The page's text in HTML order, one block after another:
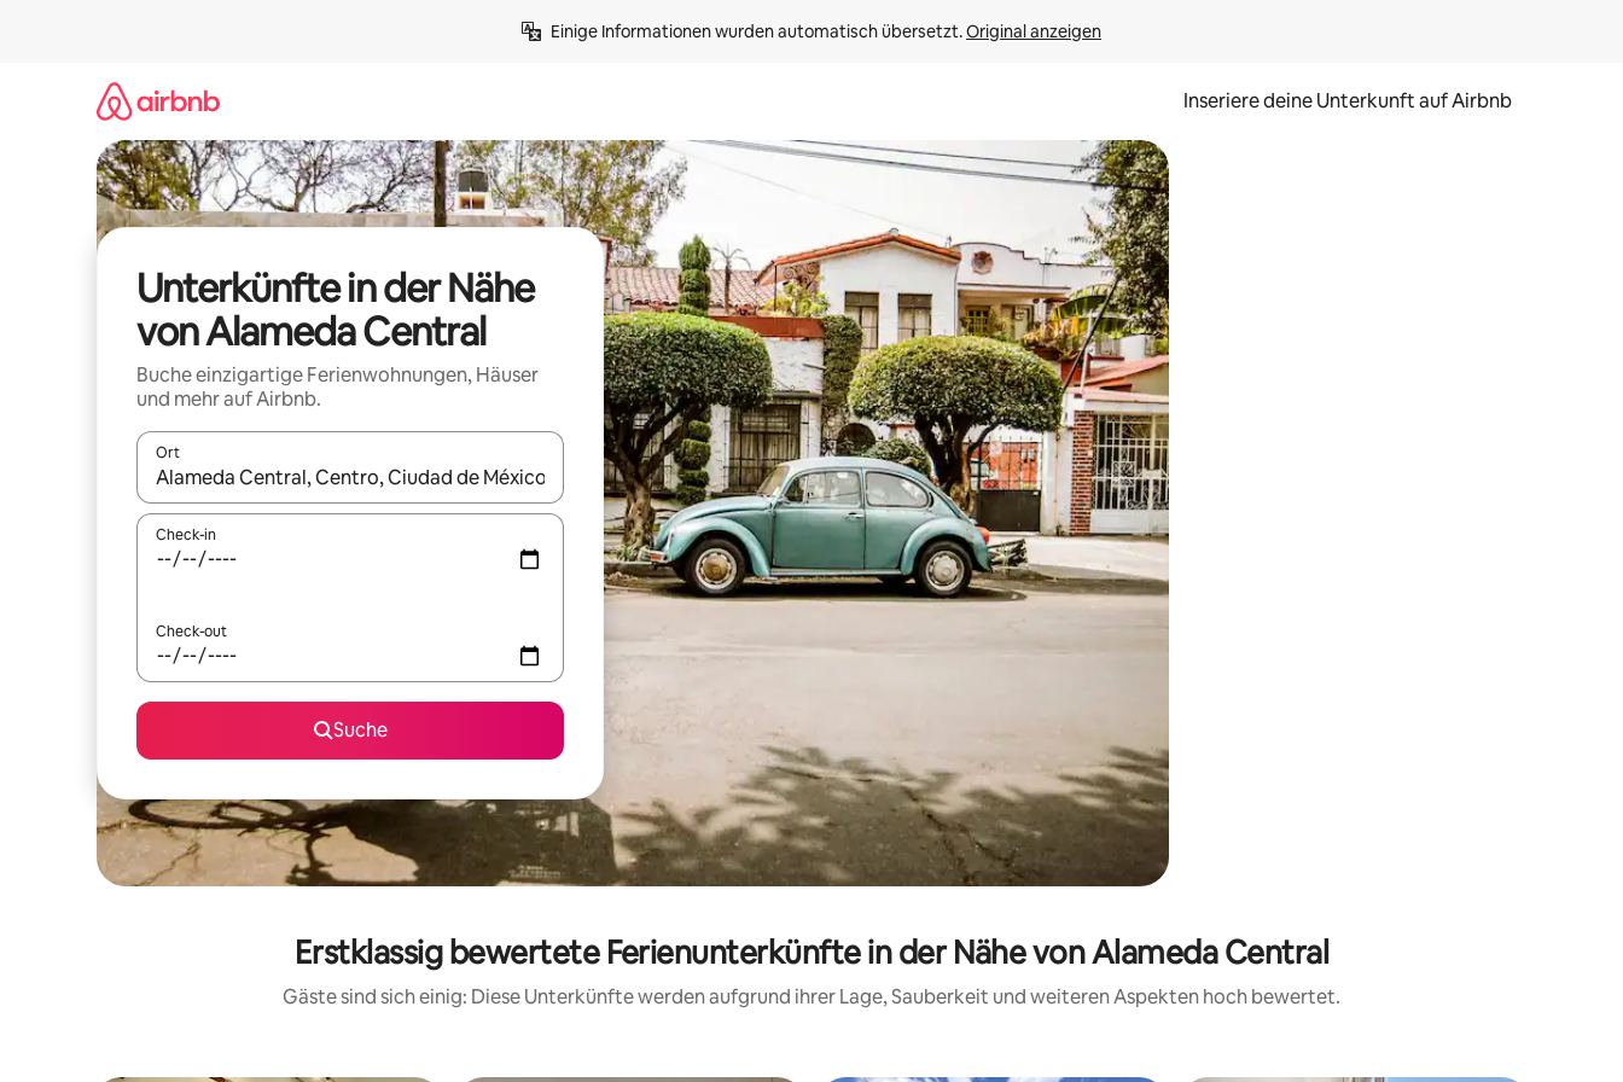
Einige Informationen wurden automatisch übersetzt. Original anzeigen
Inseriere deine Unterkunft auf Airbnb
Unterkünfte in der Nähe
von Alameda Central
Buche einzigartige Ferienwohnungen, Häuser
und mehr auf Airbnb.
Ort
Wenn Ergebnisse verfügbar sind, navigiere mit den Pfeiltasten nach oben und unten oder erkunde die Ergebnisse durch Berühren oder Wischgesten.
Check-in
Check-out
Suche
Erstklassig bewertete Ferienunterkünfte in der Nähe von Alameda Central
Gäste sind sich einig: Diese Unterkünfte werden aufgrund ihrer Lage, Sauberkeit und weiteren Aspekten hoch bewertet.